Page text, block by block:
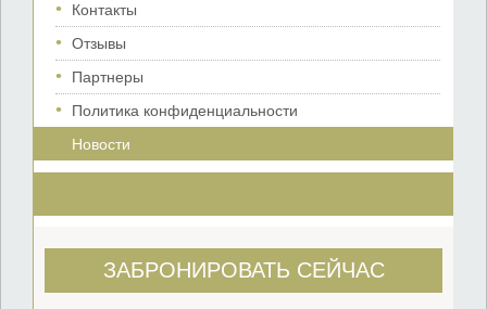
Контакты
Отзывы
Партнеры
Политика конфиденциальности
Новости
ЗАБРОНИРОВАТЬ СЕЙЧАС